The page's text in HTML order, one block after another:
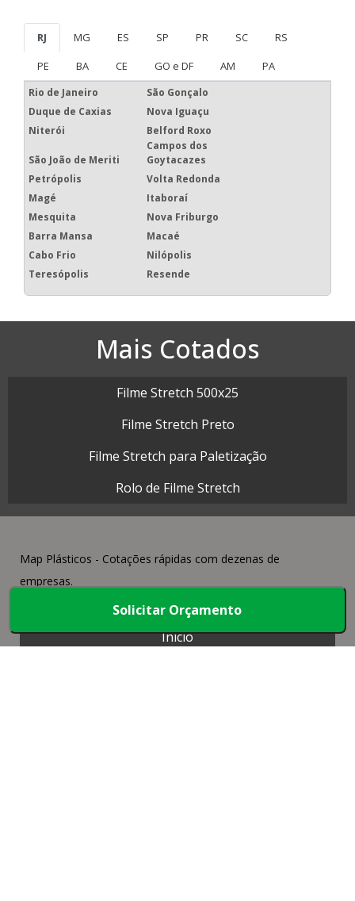
Solicitar Orçamento
RJ MG ES SP PR SC
RS
PE
BA CE GO e DF AM PA
Rio de Janeiro
São Gonçalo
Duque de Caxias
Nova Iguaçu
Niterói
Belford Roxo
São João de Meriti
Campos dos
Goytacazes
Petrópolis
Volta Redonda
Magé
Itaboraí
Mesquita
Nova Friburgo
Barra Mansa
Macaé
Cabo Frio
Nilópolis
Teresópolis
Resende
Mais Cotados
Filme Stretch 500x25
Filme Stretch Preto
Filme Stretch para Paletização
Rolo de Filme Stretch
Map Plásticos - Cotações rápidas com dezenas de
empresas.
Início